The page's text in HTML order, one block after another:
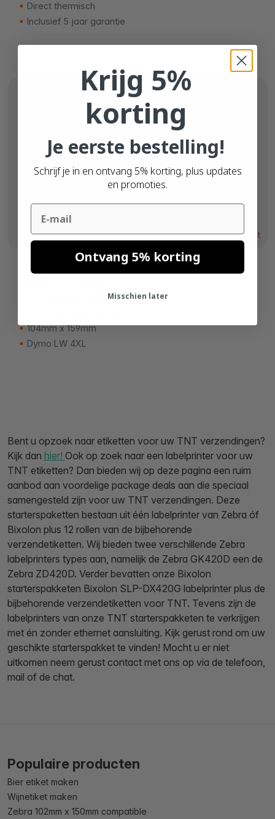
Direct thermisch
Inclusief 5 jaar garantie
Vanaf
€ 377, Uitverkocht
Dymo LW 4XL + 12 Dymo S0904980
TNT starterspakket
104mm x 159mm
Dymo LW 4XL
Bent u opzoek naar etiketten voor uw TNT verzendingen?
Kijk dan hier! Ook op zoek naar een labelprinter voor uw
TNT etiketten? Dan bieden wij op deze pagina een ruim
aanbod aan voordelige package deals aan die speciaal
samengesteld zijn voor uw TNT verzendingen. Deze
starterspaketten bestaan uit één labelprinter van Zebra óf
Bixolon plus 12 rollen van de bijbehorende
verzendetiketten. Wij bieden twee verschillende Zebra
labelprinters types aan, namelijk de Zebra GK420D een de
Zebra ZD420D. Verder bevatten onze Bixolon
starterspakketen Bixolon SLP-DX420G labelprinter plus de
bijbehorende verzendetiketten voor TNT. Tevens zijn de
labelprinters van onze TNT starterspakketen te verkrijgen
met én zonder ethernet aansluiting. Kijk gerust rond om uw
geschikte starterspakket te vinden! Mocht u er niet
uitkomen neem gerust contact met ons op via de telefoon,
mail of de chat.
Populaire producten
Bier etiket maken
Wijnetiket maken
Zebra 102mm x 150mm compatible
Krijg 5%
korting
Je eerste bestelling!
Schrijf je in en ontvang 5% korting, plus updates
en promoties.
Email
Ontvang 5% korting
Misschien later